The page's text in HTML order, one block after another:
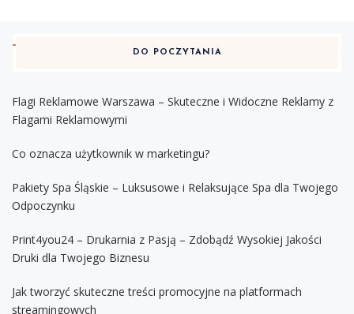
DO POCZYTANIA
Flagi Reklamowe Warszawa – Skuteczne i Widoczne Reklamy z
Flagami Reklamowymi
Co oznacza użytkownik w marketingu?
Pakiety Spa Śląskie – Luksusowe i Relaksujące Spa dla Twojego
Odpoczynku
Print4you24 – Drukarnia z Pasją – Zdobądź Wysokiej Jakości
Druki dla Twojego Biznesu
Jak tworzyć skuteczne treści promocyjne na platformach
streamingowych